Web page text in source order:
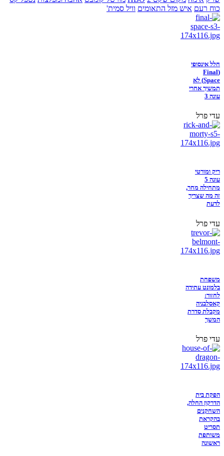
כוח רעם איש מזל התאומים וויל סמית'
חלל אינסופי
(Final
Space) לא
תמשיך אחרי
עונה 3
עדי פרל
ריק ומורטי
עונה 5
מתחילה מחר,
זה מה שצריך
לדעת
עדי פרל
משפחת
בלמונט עתידה
לחזור:
קאסלבניה
מקבלת סדרת
המשך
עדי פרל
הפקת בית
הדרקון החלה,
השחקנים
בהקראת
תסריט
משותפת
ראשונה